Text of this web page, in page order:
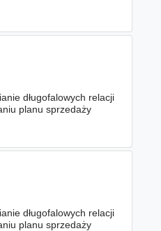
długofalowych relacji
planu sprzedaży
długofalowych relacji
planu sprzedaży